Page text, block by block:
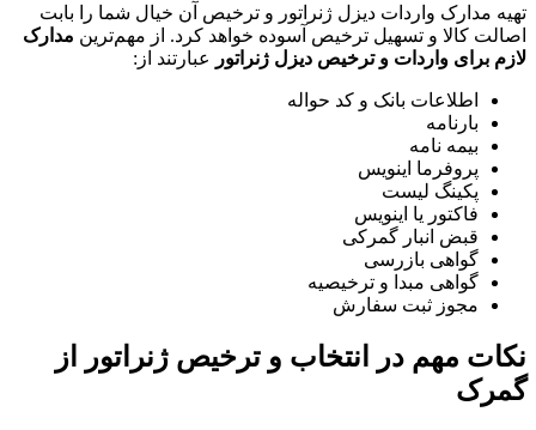
مدارک واردات دیزل ژنراتور و ترخیص آن خیال شما را بابت
کالا و تسهیل ترخیص آسوده خواهد کرد. از مهم‌ترینمدارک
برای واردات و ترخیص دیزل ژنراتور عبارتند از:
اطلاعات بانک و کد حواله
بارنامه
بیمه نامه
پروفرما اینویس
پکینگ لیست
فاکتور یا اینویس
قبض انبار گمرکی
گواهی بازرسی
گواهی مبدا و ترخیصیه
مجوز ثبت سفارش
مهم در انتخاب و ترخیص ژنراتور از